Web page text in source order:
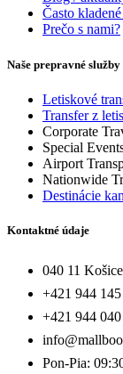
Často
Prečo s nami?
Naše prepravné služby
Letiskové
Transfer z
Corporate
Special
Airport
Nationwide
Destinácie
Kontaktné údaje
040 11
+421 944
+421 944
Pon-Pia: